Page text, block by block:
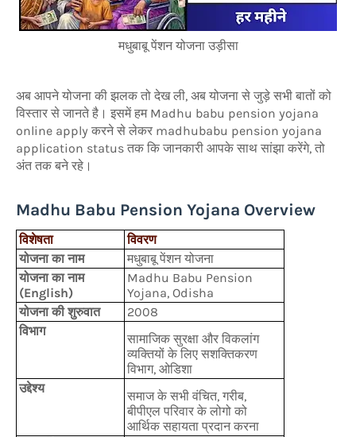
मधुबाबू पेंशन योजना उड़ीसा
अब आपने योजना की झलक तो देख ली, अब योजना से जुड़े सभी बातों को
विस्तार से जानते है। इसमें हम Madhu babu pension yojana
online apply करने से लेकर madhubabu pension yojana
application status तक कि जानकारी आपके साथ सांझा करेंगे, तो
अंत तक बने रहे।
Madhu Babu Pension Yojana Overview
विशेषता
विवरण
योजना का नाम
मधुबाबू पेंशन योजना
योजना का नाम
(English)
Madhu Babu Pension
Yojana, Odisha
योजना की शुरुवात
2008
विभाग
सामाजिक सुरक्षा और विकलांग
व्यक्तियों के लिए सशक्तिकरण
विभाग, ओडिशा
उद्देश्य
समाज के सभी वंचित, गरीब,
बीपीएल परिवार के लोगो को
आर्थिक सहायता प्रदान करना